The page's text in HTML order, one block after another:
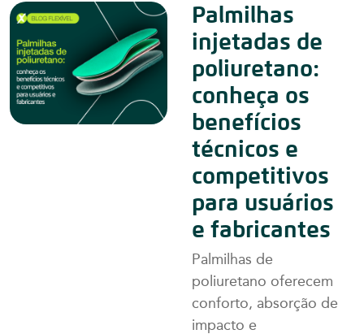
Palmilhas
injetadas de
poliuretano:
conheça os
benefícios
técnicos e
competitivos
para usuários
e fabricantes
Palmilhas de
poliuretano oferecem
conforto, absorção de
impacto e